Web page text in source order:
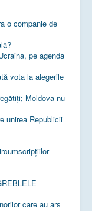
o companie de
pe agenda
vota la alegerile
Moldova nu
unirea Republicii
care au ars